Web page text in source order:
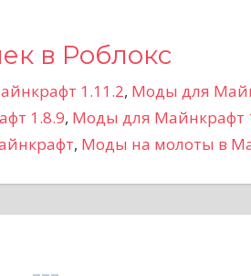
в Роблокс
1.11.2, Моды для
1.8.9, Моды для Майнкрафт
, Моды на молоты в